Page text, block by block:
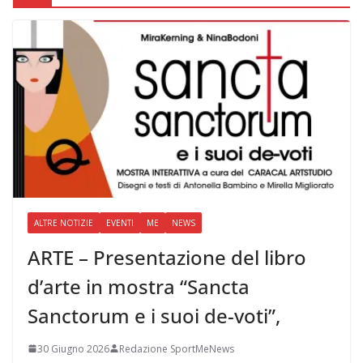
ALTRE NOTIZIE EVENTI ME NEWS
ARTE – Presentazione del libro
d’arte in mostra “Sancta
Sanctorum e i suoi de-voti”,
30 Giugno 2026 Redazione SportMeNews